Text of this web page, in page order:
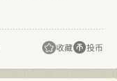
收藏 投币